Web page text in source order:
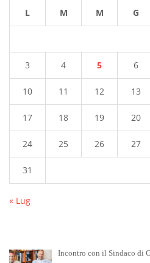
L M M G
3 4 5 6
10 11 12 13
17 18 19 20
24 25 26 27
31
« Lug
Incontro con il Sindaco di